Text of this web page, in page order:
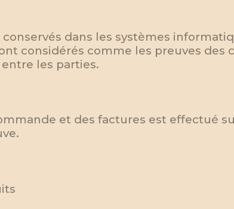
dans les systèmes
considérés comme les preuves
les parties.
et des factures est effectué